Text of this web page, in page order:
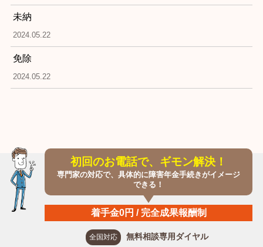
未納
2024.05.22
免除
2024.05.22
初回のお電話で、ギモン解決！
専門家の対応で、具体的に障害年金手続きがイメージ
できる！
着手金0円 / 完全成果報酬制
全国対応 無料相談専用ダイヤル